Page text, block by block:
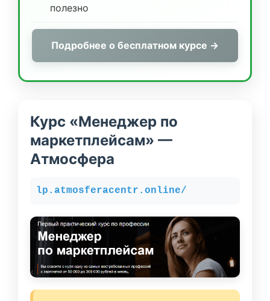
полезно
Подробнее о бесплатном курсе →
Курс «Менеджер по
маркетплейсам» —
Атмосфера
lp.atmosferacentr.online/